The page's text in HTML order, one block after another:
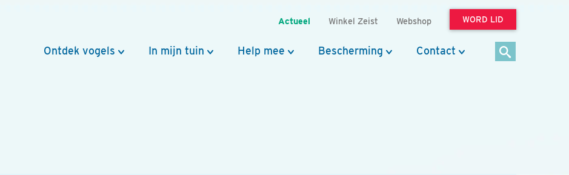
Actueel Winkel Zeist Webshop WORD LID
Ontdek vogels In mijn tuin Help mee Bescherming Contact